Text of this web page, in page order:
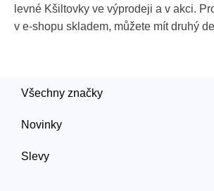
levné Kšiltovky ve výprodeji a v akci.
v e-shopu skladem, můžete mít druhý
Všechny značky
Novinky
Slevy